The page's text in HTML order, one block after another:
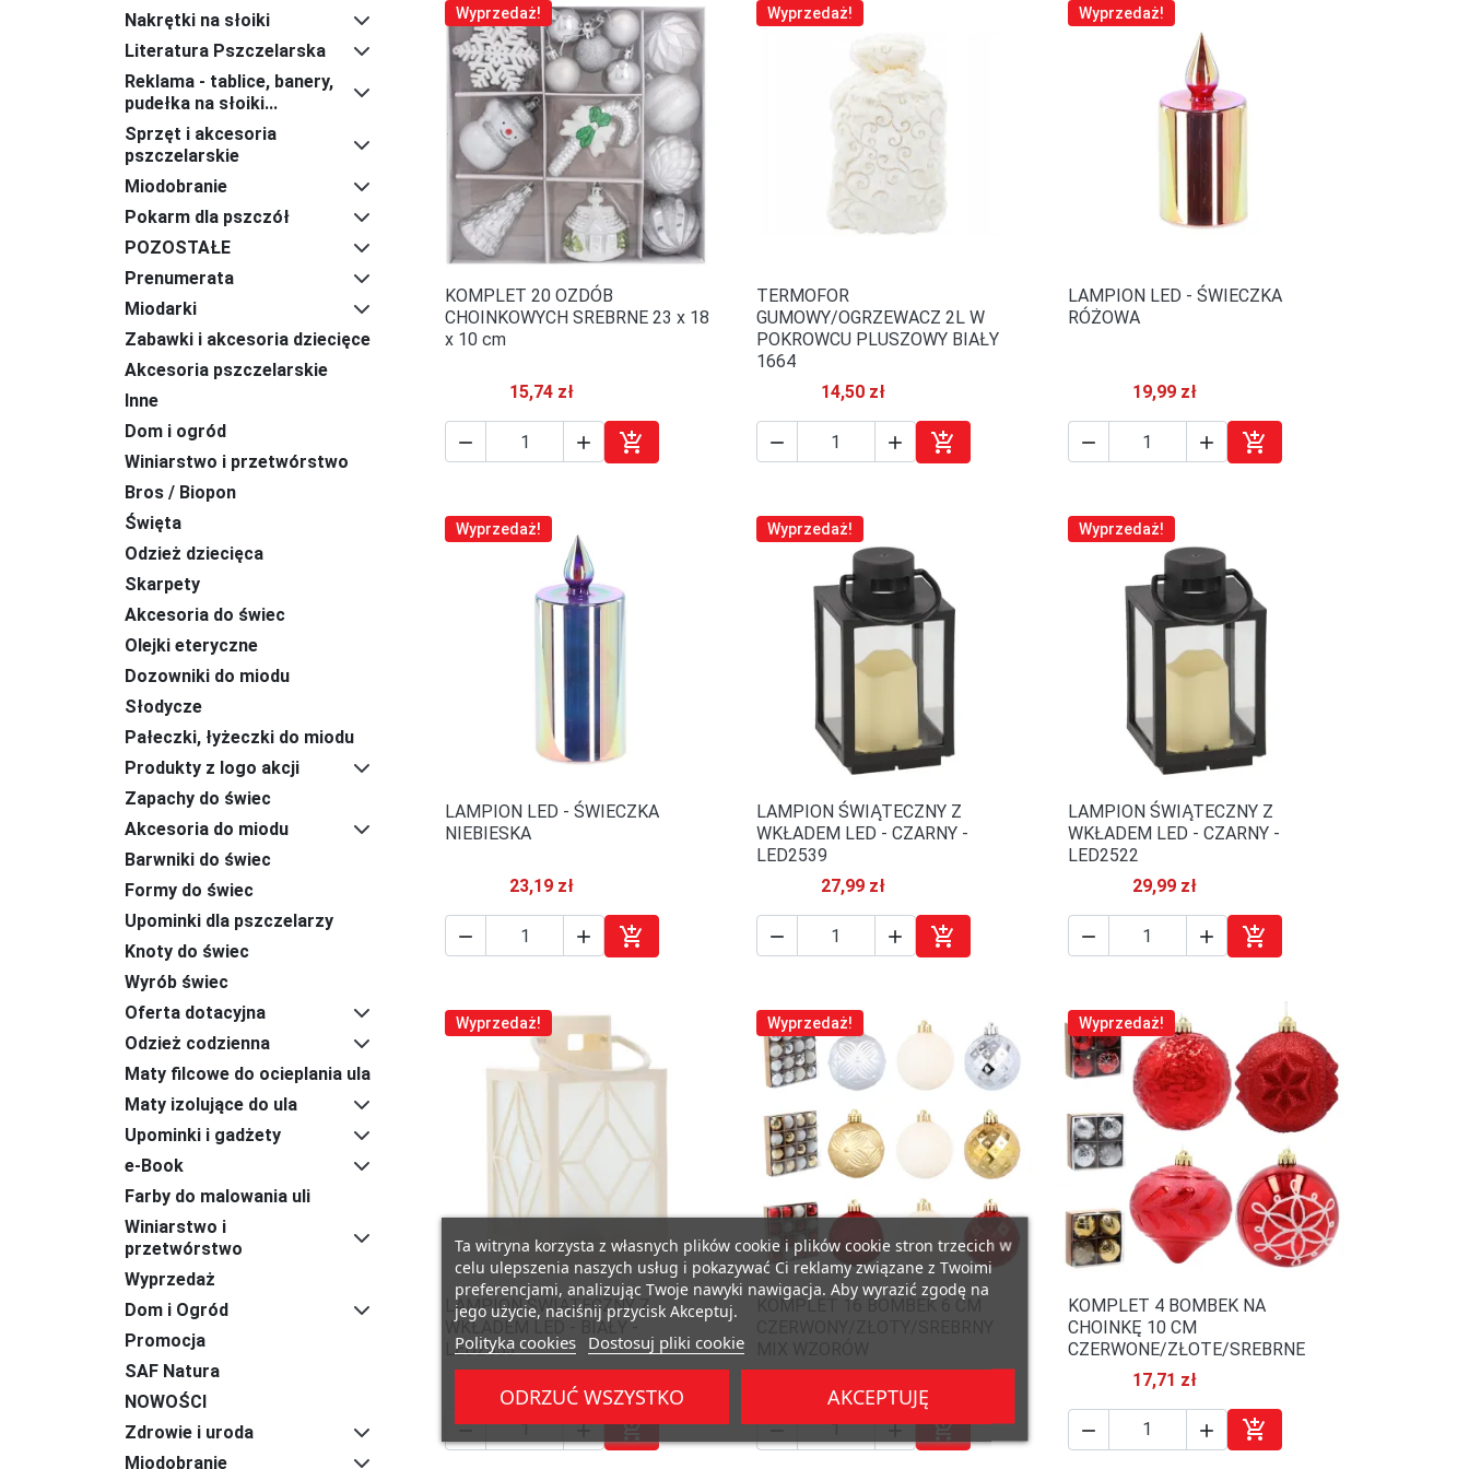
Nakrętki na słoiki
Literatura Pszczelarska
Reklama - tablice, banery,
pudełka na słoiki...
Sprzęt i akcesoria
pszczelarskie
Miodobranie
Pokarm dla pszczół
POZOSTAŁE
Prenumerata
Miodarki
Zabawki i akcesoria dziecięce
Akcesoria pszczelarskie
Inne
Dom i ogród
Winiarstwo i przetwórstwo
Bros / Biopon
Święta
Odzież dziecięca
Skarpety
Akcesoria do świec
Olejki eteryczne
Dozowniki do miodu
Słodycze
Pałeczki, łyżeczki do miodu
Produkty z logo akcji
Zapachy do świec
Akcesoria do miodu
Barwniki do świec
Formy do świec
Upominki dla pszczelarzy
Knoty do świec
Wyrób świec
Oferta dotacyjna
Odzież codzienna
Maty filcowe do ocieplania ula
Maty izolujące do ula
Upominki i gadżety
e-Book
Farby do malowania uli
Winiarstwo i
przetwórstwo
Wyprzedaż
Dom i Ogród
Promocja
SAF Natura
NOWOŚCI
Zdrowie i uroda
Miodobranie
Wyprzedaż!
 Szybki podgląd
KOMPLET 20 OZDÓB
CHOINKOWYCH SREBRNE 23 x 18
x 10 cm
15,74 zł
  
Dodaj do koszyka
Wyprzedaż!
 Szybki podgląd
TERMOFOR
GUMOWY/OGRZEWACZ 2L W
POKROWCU PLUSZOWY BIAŁY
1664
14,50 zł
  
Dodaj do koszyka
Wyprzedaż!
 Szybki podgląd
LAMPION LED - ŚWIECZKA
RÓŻOWA
19,99 zł
  
Dodaj do koszyka
Wyprzedaż!
 Szybki podgląd
LAMPION LED - ŚWIECZKA
NIEBIESKA
23,19 zł
  
Dodaj do koszyka
Wyprzedaż!
 Szybki podgląd
LAMPION ŚWIĄTECZNY Z
WKŁADEM LED - CZARNY -
LED2539
27,99 zł
  
Dodaj do koszyka
Wyprzedaż!
 Szybki podgląd
LAMPION ŚWIĄTECZNY Z
WKŁADEM LED - CZARNY -
LED2522
29,99 zł
  
Dodaj do koszyka
Wyprzedaż!
 Szybki podgląd
LAMPION ŚWIĄTECZNY Z
WKŁADEM LED - BIAŁY -
LED2553
  
Dodaj do koszyka
Wyprzedaż!
KOMPLET 16 BOMBEK 6 CM
  
Dodaj do koszyka
Wyprzedaż!
 Szybki podgląd
KOMPLET 4 BOMBEK NA
CHOINKĘ 10 CM
CZERWONE/ZŁOTE/SREBRNE
17,71 zł
  
Dodaj do koszyka
Ta witryna korzysta z własnych plików cookie i plików cookie stron trzecich w
celu ulepszenia naszych usług i pokazywać Ci reklamy związane z Twoimi
preferencjami, analizując Twoje nawyki nawigacja. Aby wyrazić zgodę na
jego użycie, naciśnij przycisk Akceptuj.
Polityka cookies Dostosuj pliki cookie
ODRZUĆ WSZYSTKO AKCEPTUJĘ